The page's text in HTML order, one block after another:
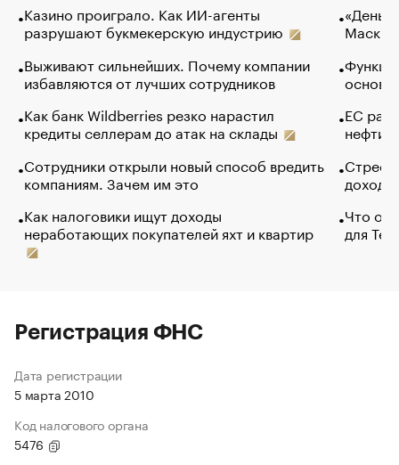
Казино проиграло. Как ИИ-агенты
разрушают букмекерскую индустрию
Выживают сильнейших. Почему компании
избавляются от лучших сотрудников
Как банк Wildberries резко нарастил
кредиты селлерам до атак на склады
Сотрудники открыли новый способ вредить
компаниям. Зачем им это
Как налоговики ищут доходы
неработающих покупателей яхт и квартир
Маск в
основ
ЕС
нефти
Что
для
Регистрация ФНС
Дата регистрации
5 марта 2010
Код налогового органа
5476